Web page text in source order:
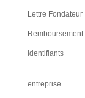
Lettre Fondateur
Remboursement
Identifiants
entreprise